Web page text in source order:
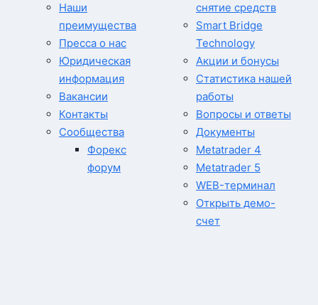
Наши
преимущества
Пресса о нас
Юридическая
информация
Вакансии
Контакты
Сообщества
Форекс
форум
снятие средств
Smart Bridge
Technology
Акции и бонусы
Статистика нашей
работы
Вопросы и ответы
Документы
Metatrader 4
Metatrader 5
WEB-терминал
Открыть демо-
счет